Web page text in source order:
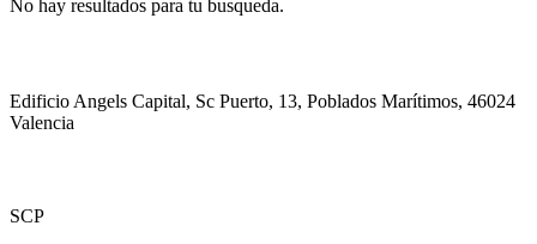
No hay resultados para tu busqueda.
Edificio Angels Capital, Sc Puerto, 13, Poblados Marítimos, 46024
Valencia
SCP